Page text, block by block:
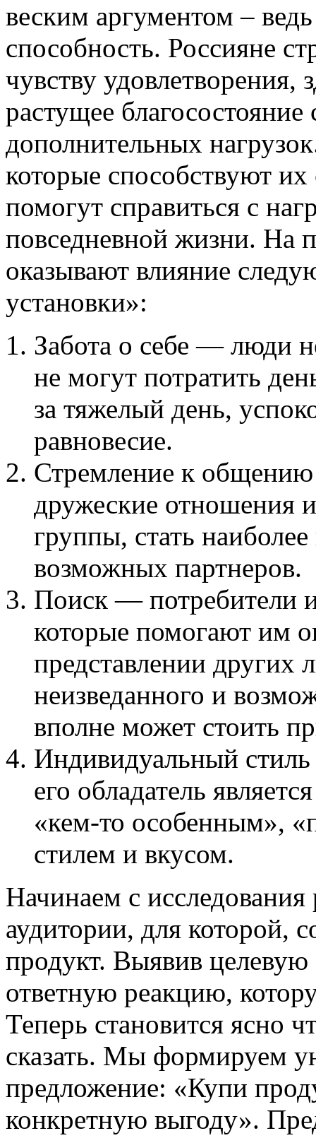
веским аргументом –
способность. Россияне
чувству
растущее
дополнительных
которые способствуют
помогут справиться с
повседневной жизни. На
оказывают влияние
установки»:
Забота о себе — люди
не могут потратить
за тяжелый день,
равновесие.
Стремление к
дружеские отношения
группы, стать
возможных партнеров.
Поиск — потребители
которые помогают им
представлении
неизведанного и
вполне может стоить
Индивидуальный
его обладатель
«кем-то особенным»,
стилем и вкусом.
Начинаем с
аудитории, для которой,
продукт. Выявив
ответную реакцию,
Теперь становится ясно
сказать. Мы формируем
предложение: «Купи
конкретную выгоду».